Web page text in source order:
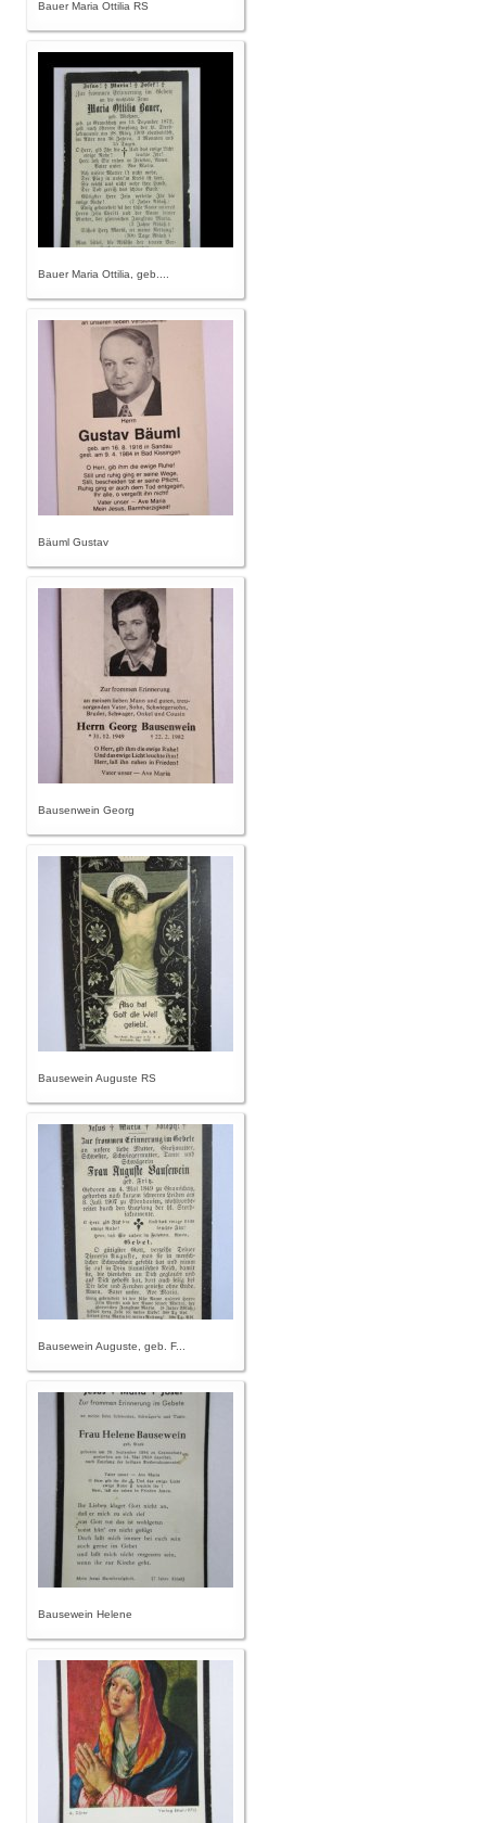
Bauer Maria Ottilia RS
Bauer Maria Ottilia, geb....
Bäuml Gustav
Bausenwein Georg
Bausewein Auguste RS
Bausewein Auguste, geb. F...
Bausewein Helene